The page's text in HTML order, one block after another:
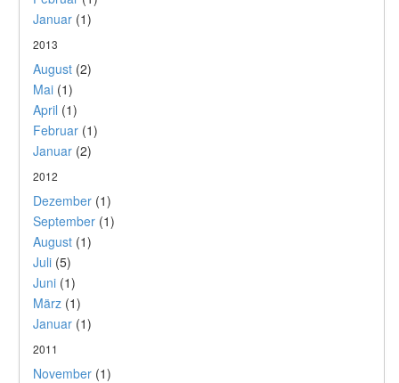
Januar (1)
2013
August (2)
Mai (1)
April (1)
Februar (1)
Januar (2)
2012
Dezember (1)
September (1)
August (1)
Juli (5)
Juni (1)
März (1)
Januar (1)
2011
November (1)